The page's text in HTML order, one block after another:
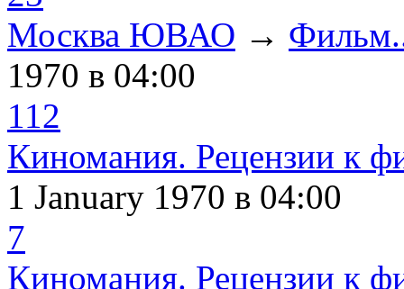
Москва ЮВАО →
1970 в 04:00
112
Киномания. Рецензии к
1 January 1970 в 04:00
7
Киномания. Рецензии к